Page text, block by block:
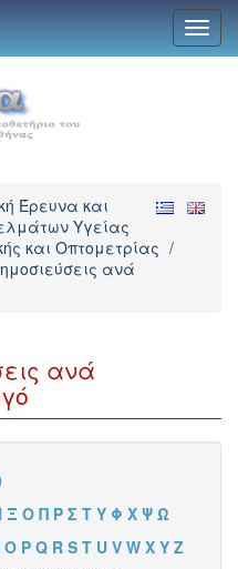
Έρευνα και
Υγείας
και Οπτομετρίας /
ανά
ανά
Ξ Ο Π Ρ Σ Τ Υ Φ Χ Ψ Ω
O P Q R S T U V W X Y Z